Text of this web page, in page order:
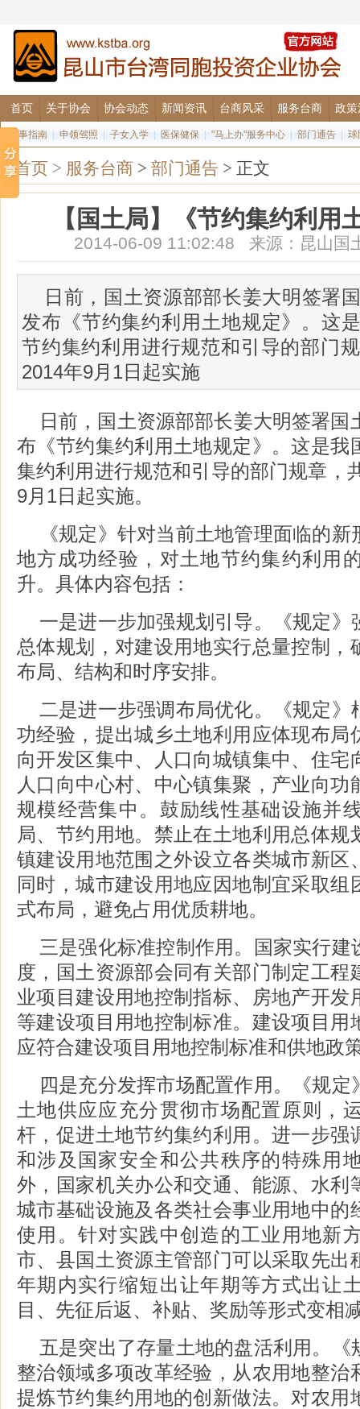
首页 关于协会 协会动态 新闻资讯 台商风采 服务台商 政策
办事指南 申领驾照 子女入学 医保健保 "马上办"服务中心 部门通告 球
首页 > 服务台商 > 部门通告 > 正文
【国土局】《节约集约利用
2014-06-09 11:02:48 来源：昆山
日前，国土资源部部长姜大明签署
发布《节约集约利用土地规定》。这
节约集约利用进行规范和引导的部门
2014年9月1日起实施
日前，国土资源部部长姜大明签署国
布《节约集约利用土地规定》。这是我
集约利用进行规范和引导的部门规章，
9月1日起实施。
《规定》针对当前土地管理面临的
地方成功经验，对土地节约集约利用
升。具体内容包括：
一是进一步加强规划引导。《规定》
总体规划，对建设用地实行总量控制，
布局、结构和时序安排。
二是进一步强调布局优化。《规定》
功经验，提出城乡土地利用应体现布局
向开发区集中、人口向城镇集中、住宅
人口向中心村、中心镇集聚，产业向功
规模经营集中。鼓励线性基础设施并
局、节约用地。禁止在土地利用总体规
镇建设用地范围之外设立各类城市新区
同时，城市建设用地应因地制宜采取组
式布局，避免占用优质耕地。
三是强化标准控制作用。国家实行建
度，国土资源部会同有关部门制定工程
业项目建设用地控制指标、房地产开发
等建设项目用地控制标准。建设项目用
应符合建设项目用地控制标准和供地政
四是充分发挥市场配置作用。《规
土地供应应充分贯彻市场配置原则，
杆，促进土地节约集约利用。进一步强
和涉及国家安全和公共秩序的特殊用
外，国家机关办公和交通、能源、水利
城市基础设施及各类社会事业用地中的
使用。针对实践中创造的工业用地新
市、县国土资源主管部门可以采取先出
年期内实行缩短出让年期等方式出让
目、先征后返、补贴、奖励等形式变相
五是突出了存量土地的盘活利用。《
整治领域多项改革经验，从农用地整治
提炼节约集约用地的创新做法。对农用